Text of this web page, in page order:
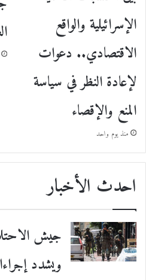
الإسرائيلية والواقع
الاقتصادي.. دعوات
لإعادة النظر في سياسة
المنع والإقصاء
منذ يوم واحد
احدث الأخبار
جيش
ويشدد